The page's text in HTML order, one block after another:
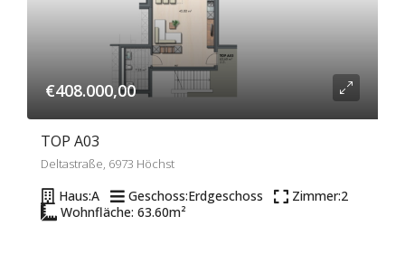
€408.000,00
TOP A03
Deltastraße, 6973 Höchst
Haus:A Geschoss:Erdgeschoss Zimmer:2
Wohnfläche: 63.60m²